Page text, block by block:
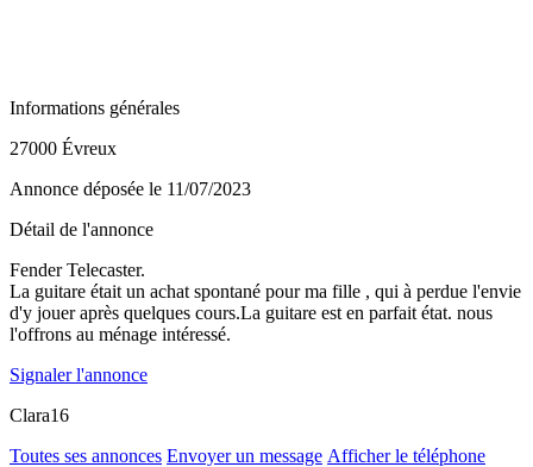
Informations générales
27000 Évreux
Annonce déposée le 11/07/2023
Détail de l'annonce
Fender Telecaster.
La guitare était un achat spontané pour ma fille , qui à perdue l'envie
d'y jouer après quelques cours.La guitare est en parfait état. nous
l'offrons au ménage intéressé.
Signaler l'annonce
Clara16
Toutes ses annonces Envoyer un message Afficher le téléphone